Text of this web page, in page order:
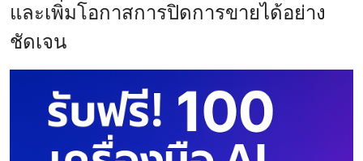
และเพิ่มโอกาสการปิดการขายได้อย่าง
ชัดเจน